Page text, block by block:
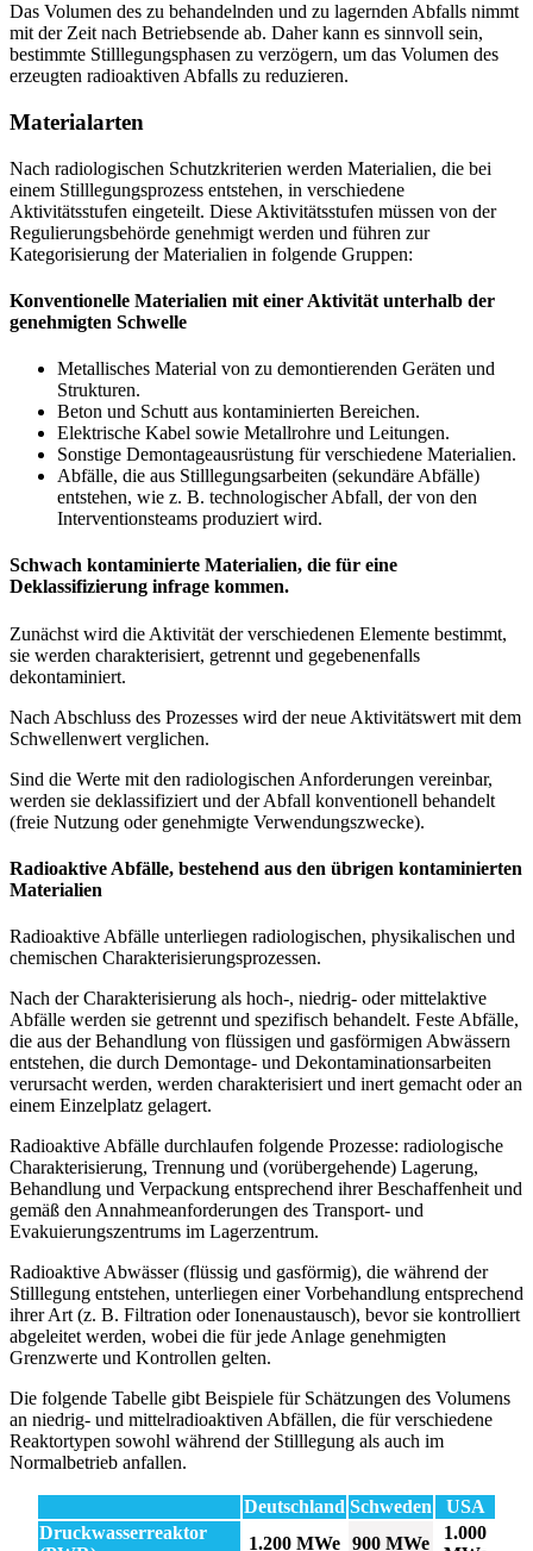
Das Volumen des zu behandelnden und zu lagernden Abfalls nimmt
mit der Zeit nach Betriebsende ab. Daher kann es sinnvoll sein,
bestimmte Stilllegungsphasen zu verzögern, um das Volumen des
erzeugten radioaktiven Abfalls zu reduzieren.
Materialarten
Nach radiologischen Schutzkriterien werden Materialien, die bei
einem Stilllegungsprozess entstehen, in verschiedene
Aktivitätsstufen eingeteilt. Diese Aktivitätsstufen müssen von der
Regulierungsbehörde genehmigt werden und führen zur
Kategorisierung der Materialien in folgende Gruppen:
Konventionelle Materialien mit einer Aktivität unterhalb der
genehmigten Schwelle
Metallisches Material von zu demontierenden Geräten und
Strukturen.
Beton und Schutt aus kontaminierten Bereichen.
Elektrische Kabel sowie Metallrohre und Leitungen.
Sonstige Demontageausrüstung für verschiedene Materialien.
Abfälle, die aus Stilllegungsarbeiten (sekundäre Abfälle)
entstehen, wie z. B. technologischer Abfall, der von den
Interventionsteams produziert wird.
Schwach kontaminierte Materialien, die für eine
Deklassifizierung infrage kommen.
Zunächst wird die Aktivität der verschiedenen Elemente bestimmt,
sie werden charakterisiert, getrennt und gegebenenfalls
dekontaminiert.
Nach Abschluss des Prozesses wird der neue Aktivitätswert mit dem
Schwellenwert verglichen.
Sind die Werte mit den radiologischen Anforderungen vereinbar,
werden sie deklassifiziert und der Abfall konventionell behandelt
(freie Nutzung oder genehmigte Verwendungszwecke).
Radioaktive Abfälle, bestehend aus den übrigen kontaminierten
Materialien
Radioaktive Abfälle unterliegen radiologischen, physikalischen und
chemischen Charakterisierungsprozessen.
Nach der Charakterisierung als hoch-, niedrig- oder mittelaktive
Abfälle werden sie getrennt und spezifisch behandelt. Feste Abfälle,
die aus der Behandlung von flüssigen und gasförmigen Abwässern
entstehen, die durch Demontage- und Dekontaminationsarbeiten
verursacht werden, werden charakterisiert und inert gemacht oder an
einem Einzelplatz gelagert.
Radioaktive Abfälle durchlaufen folgende Prozesse: radiologische
Charakterisierung, Trennung und (vorübergehende) Lagerung,
Behandlung und Verpackung entsprechend ihrer Beschaffenheit und
gemäß den Annahmeanforderungen des Transport- und
Evakuierungszentrums im Lagerzentrum.
Radioaktive Abwässer (flüssig und gasförmig), die während der
Stilllegung entstehen, unterliegen einer Vorbehandlung entsprechend
ihrer Art (z. B. Filtration oder Ionenaustausch), bevor sie kontrolliert
abgeleitet werden, wobei die für jede Anlage genehmigten
Grenzwerte und Kontrollen gelten.
Die folgende Tabelle gibt Beispiele für Schätzungen des Volumens
an niedrig- und mittelradioaktiven Abfällen, die für verschiedene
Reaktortypen sowohl während der Stilllegung als auch im
Normalbetrieb anfallen.
Deutschland Schweden
USA
Druckwasserreaktor
1.200 MWe 900 MWe
1.000